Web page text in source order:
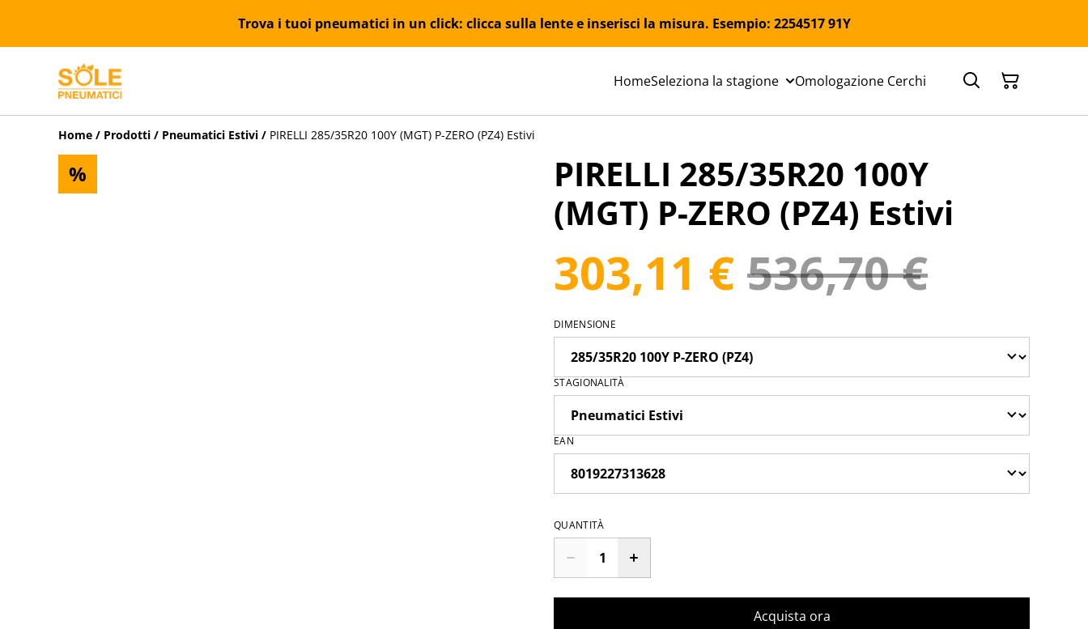
Trova i tuoi pneumatici in un click: clicca sulla lente e inserisci la misura. Esempio: 2254517 91Y
HomeSeleziona la stagione Omologazione Cerchi
Home / Prodotti / Pneumatici Estivi / PIRELLI 285/35R20 100Y (MGT) P-ZERO (PZ4) Estivi
%
PIRELLI 285/35R20 100Y
(MGT) P-ZERO (PZ4) Estivi
303,11 € 536,70 €
DIMENSIONE
STAGIONALITÀ
EAN
QUANTITÀ
Acquista ora